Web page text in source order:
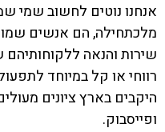
אנחנו נוטים לחשוב שמי
מלכתחילה, הם אנשים
שירות והנאה
רווחי או קל במיוחד
היקבים בארץ ציונים
ופייסבוק.